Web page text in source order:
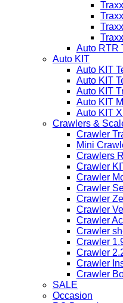
Auto RTR
Auto KIT
Auto KIT
Auto KIT
Auto KIT
Auto KIT
Auto KIT
Crawlers &
Crawler
Mini
Crawlers
Crawler
Crawler
Crawler
Crawler
Crawler
Crawler
Crawler
Crawler
Crawler
Crawler
Crawler
SALE
Occasion